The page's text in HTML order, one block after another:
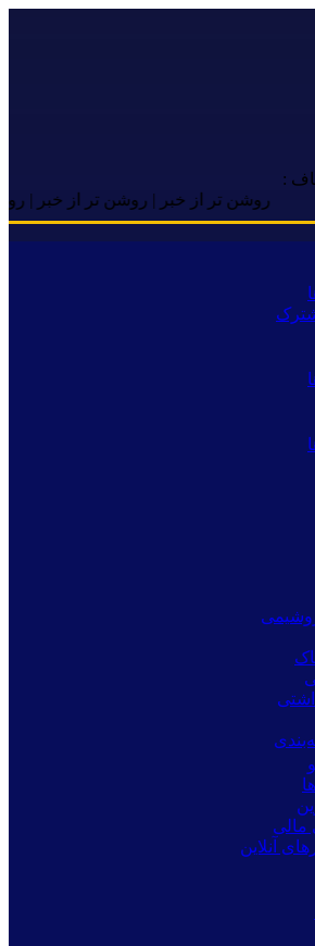
:
روشن تر از خبر | روشن تر از خبر | روشن
مالی
آنلاین